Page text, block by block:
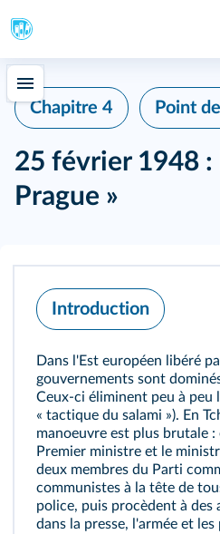
Chapitre 4 Point
25 février 1948 :
Prague »
Introduction
Dans l'Est européen libéré
gouvernements sont
Ceux-ci éliminent peu à peu
« tactique du salami »). En
manoeuvre est plus brutale
Premier ministre et le
deux membres du Parti
communistes à la tête de
police, puis procèdent à des
dans la presse, l'armée et